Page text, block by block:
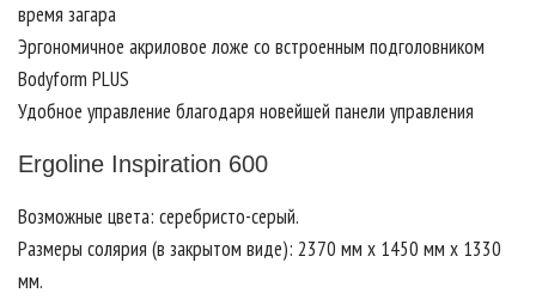
время загара
Эргономичное акриловое ложе со встроенным подголовником
Bodyform PLUS
Удобное управление благодаря новейшей панели управления
Ergoline Inspiration 600
Возможные цвета: серебристо-серый.
Размеры солярия (в закрытом виде): 2370 мм x 1450 мм x 1330
мм.